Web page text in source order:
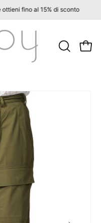
e ottieni fino al 15% di sconto
APRI Apri